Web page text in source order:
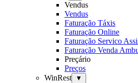
Vendus
Vendus
Faturação Táxis
Faturação Online
Faturação Servico
Faturação Venda
Preçário
Preços
WinRest
▼